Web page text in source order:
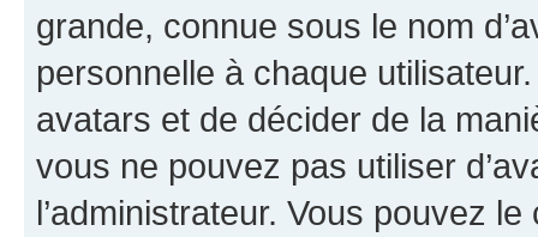
grande, connue sous le nom
personnelle à chaque utilisateur.
avatars et de décider de la
vous ne pouvez pas utiliser
l’administrateur. Vous pouvez